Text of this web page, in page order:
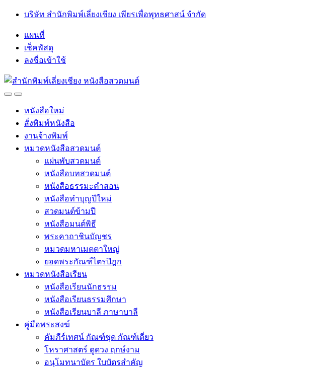
Skip
navigation
Skip
บริษัท สำนักพิมพ์เลี่ยงเชียง เพียรเพื่อพุทธศาสน์ จำกัด
แผนที่
เช็คพัสดุ
ลงชื่อเข้าใช้
OpenClose
หนังสือใหม่
สั่งพิมพ์หนังสือ
งานจ้างพิมพ์
หมวดหนังสือสวดมนต์
แผ่นพับสวดมนต์
หนังสือบทสวดมนต์
หนังสือธรรมะคำสอน
หนังสือทำบุญปีใหม่
สวดมนต์ข้ามปี
หนังสือมนต์พิธี
พระคาถาชินบัญชร
หมวดมหาเมตตาใหญ่
ยอดพระกัณฑ์ไตรปิฎก
หมวดหนังสือเรียน
หนังสือเรียนนักธรรม
หนังสือเรียนธรรมศึกษา
หนังสือเรียนบาลี ภาษาบาลี
คู่มือพระสงฆ์
คัมภีร์เทศน์ กัณฑ์ชุด กัณฑ์เดี่ยว
โหราศาสตร์ ดูดวง ฤกษ์งาม
อนุโมทนาบัตร ใบบัตรสำคัญ